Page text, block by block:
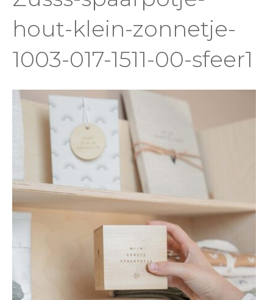
hout-klein-zonnetje-
1003-017-1511-00-sfeer1